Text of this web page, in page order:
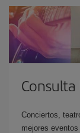
Conciertos,
mejores